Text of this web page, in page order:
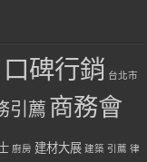
口碑行銷 台北市
引薦 商務會
廚房 建材大展 建築 引薦 律